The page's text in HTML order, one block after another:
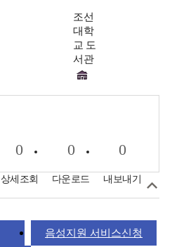
조선
대학
교 도
서관
0
상세조회
0
다운로드
0
내보내기
음성지원 서비스신청